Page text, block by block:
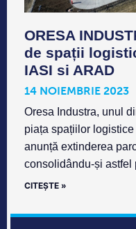
ORESA
de spații
IASI si ARAD
14 NOIEMBRIE 2023
Oresa Industra, unul
piața spațiilor
anunță extinderea
consolidându-și
CITEȘTE »